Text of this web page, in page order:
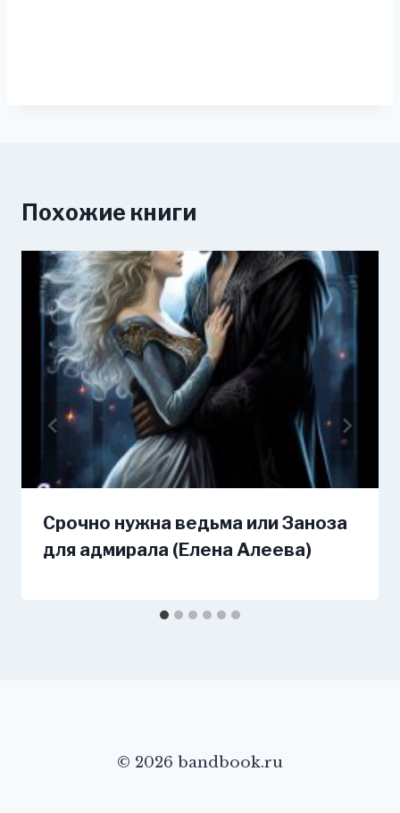
Похожие книги
Срочно нужна ведьма или Заноза
для адмирала (Елена Алеева)
© 2026 bandbook.ru